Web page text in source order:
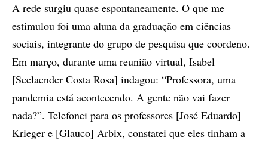
A rede surgiu quase espontaneamente. O que me
estimulou foi uma aluna da graduação em ciências
sociais, integrante do grupo de pesquisa que coordeno.
Em março, durante uma reunião virtual, Isabel
[Seelaender Costa Rosa] indagou: “Professora, uma
pandemia está acontecendo. A gente não vai fazer
nada?”. Telefonei para os professores [José Eduardo]
Krieger e [Glauco] Arbix, constatei que eles tinham a